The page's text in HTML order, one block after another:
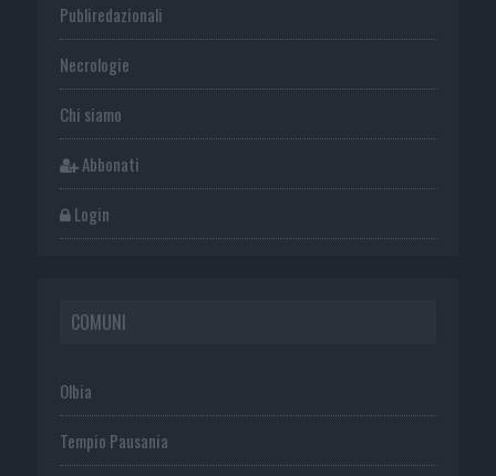
Publiredazionali
Necrologie
Chi siamo
Abbonati
Login
COMUNI
Olbia
Tempio Pausania